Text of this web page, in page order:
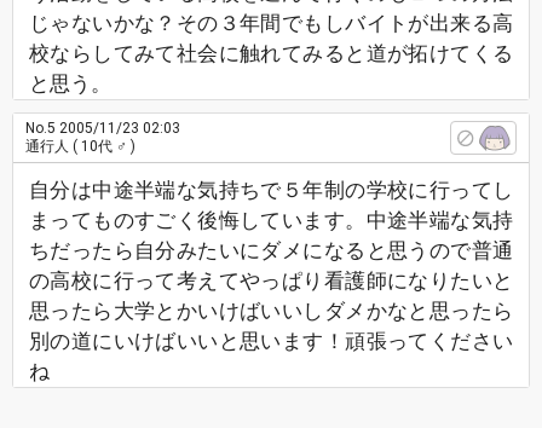
じゃないかな？その３年間でもしバイトが出来る高
校ならしてみて社会に触れてみると道が拓けてくる
と思う。
No.5 2005/11/23 02:03
通行人 ( 10代 ♂ )
自分は中途半端な気持ちで５年制の学校に行ってし
まってものすごく後悔しています。中途半端な気持
ちだったら自分みたいにダメになると思うので普通
の高校に行って考えてやっぱり看護師になりたいと
思ったら大学とかいけばいいしダメかなと思ったら
別の道にいけばいいと思います！頑張ってください
ね